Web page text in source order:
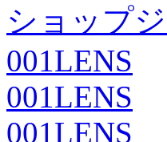
ショップ
001LENS
001LENS
001LENS